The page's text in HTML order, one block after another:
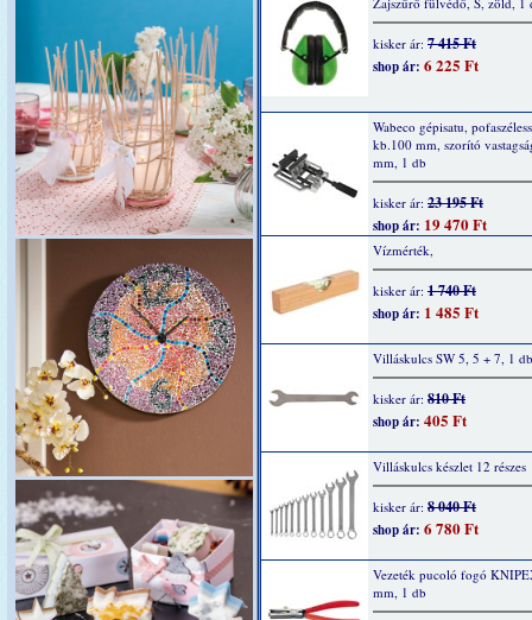
kisker ár: 7 415 Ft
shop ár: 6 225 Ft
Wabeco gépisatu,
kb.100 mm, szorító
mm, 1 db
kisker ár: 23 195 Ft
shop ár: 19 470 Ft
Vízmérték,
kisker ár: 1 740 Ft
shop ár: 1 485 Ft
Villáskulcs SW 5, 5 + 7, 1 db
kisker ár: 810 Ft
shop ár: 405 Ft
Villáskulcs készlet 12 részes
kisker ár: 8 040 Ft
shop ár: 6 780 Ft
Vezeték pucoló fogó
mm, 1 db